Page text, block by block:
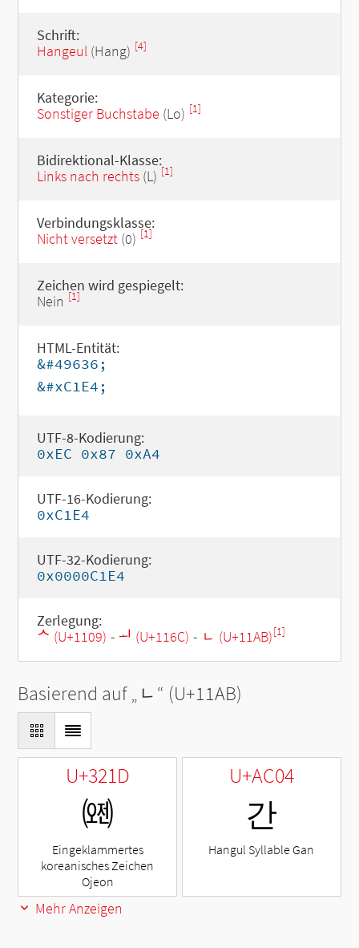
Schrift:
Hangeul(Hang) [4]
Kategorie:
Sonstiger Buchstabe (Lo) [1]
Bidirektional-Klasse:
Links nach rechts(L) [1]
Verbindungsklasse:
Nicht versetzt(0) [1]
Zeichen wird gespiegelt:
Nein [1]
HTML-Entität:
&#49636;
&#xC1E4;
UTF-8-Kodierung:
0xEC 0x87 0xA4
UTF-16-Kodierung:
0xC1E4
UTF-32-Kodierung:
0x0000C1E4
Zerlegung:
ᄉ (U+1109) - ᅬ (U+116C) - ᆫ (U+11AB)[1]
Basierend auf „ ᆫ“ (U+11AB)
U+321D
㈝
Eingeklammertes
koreanisches Zeichen
Ojeon
U+AC04
간
Hangul Syllable Gan
Mehr Anzeigen